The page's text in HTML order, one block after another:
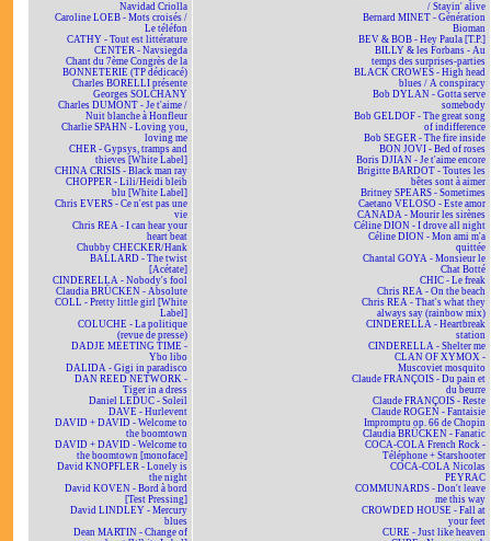
Navidad Criolla
Caroline LOEB - Mots croisés /
Le téléfon
CATHY - Tout est littérature
CENTER - Navsiegda
Chant du 7ème Congrès de la
BONNETERIE (TP dédicacé)
Charles BORELLI présente
Georges SOLCHANY
Charles DUMONT - Je t'aime /
Nuit blanche à Honfleur
Charlie SPAHN - Loving you,
loving me
CHER - Gypsys, tramps and
thieves [White Label]
CHINA CRISIS - Black man ray
CHOPPER - Lili/Heidi bleib
blu [White Label]
Chris EVERS - Ce n'est pas une
vie
Chris REA - I can hear your
heart beat
Chubby CHECKER/Hank
BALLARD - The twist
[Acétate]
CINDERELLA - Nobody's fool
Claudia BRÜCKEN - Absolute
COLL - Pretty little girl [White
Label]
COLUCHE - La politique
(revue de presse)
DADJE MEETING TIME -
Ybo libo
DALIDA - Gigi in paradisco
DAN REED NETWORK -
Tiger in a dress
Daniel LEDUC - Soleil
DAVE - Hurlevent
DAVID + DAVID - Welcome to
the boomtown
DAVID + DAVID - Welcome to
the boomtown [monoface]
David KNOPFLER - Lonely is
the night
David KOVEN - Bord à bord
[Test Pressing]
David LINDLEY - Mercury
blues
Dean MARTIN - Change of
/ Stayin' alive
Bernard MINET - Génération
Bioman
BEV & BOB - Hey Paula [T.P.]
BILLY & les Forbans - Au
temps des surprises-parties
BLACK CROWES - High head
blues / A conspiracy
Bob DYLAN - Gotta serve
somebody
Bob GELDOF - The great song
of indifference
Bob SEGER - The fire inside
BON JOVI - Bed of roses
Boris DJIAN - Je t'aime encore
Brigitte BARDOT - Toutes les
bêtes sont à aimer
Britney SPEARS - Sometimes
Caetano VELOSO - Este amor
CANADA - Mourir les sirènes
Céline DION - I drove all night
Céline DION - Mon ami m'a
quittée
Chantal GOYA - Monsieur le
Chat Botté
CHIC - Le freak
Chris REA - On the beach
Chris REA - That's what they
always say (rainbow mix)
CINDERELLA - Heartbreak
station
CINDERELLA - Shelter me
CLAN OF XYMOX -
Muscoviet mosquito
Claude FRANÇOIS - Du pain et
du beurre
Claude FRANÇOIS - Reste
Claude ROGEN - Fantaisie
Impromptu op. 66 de Chopin
Claudia BRÜCKEN - Fanatic
COCA-COLA French Rock -
Téléphone + Starshooter
COCA-COLA Nicolas
PEYRAC
COMMUNARDS - Don't leave
me this way
CROWDED HOUSE - Fall at
your feet
CURE - Just like heaven